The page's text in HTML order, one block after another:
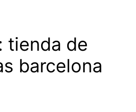
tienda de
barcelona